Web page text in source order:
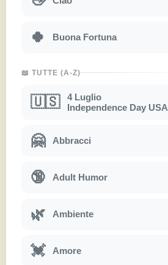
🍀 Buona Fortuna
📖 TUTTE (A-Z)
🇺🇸
4 Luglio
Independence Day USA
🤗 Abbracci
🔞 Adult Humor
🌿 Ambiente
💓 Amore